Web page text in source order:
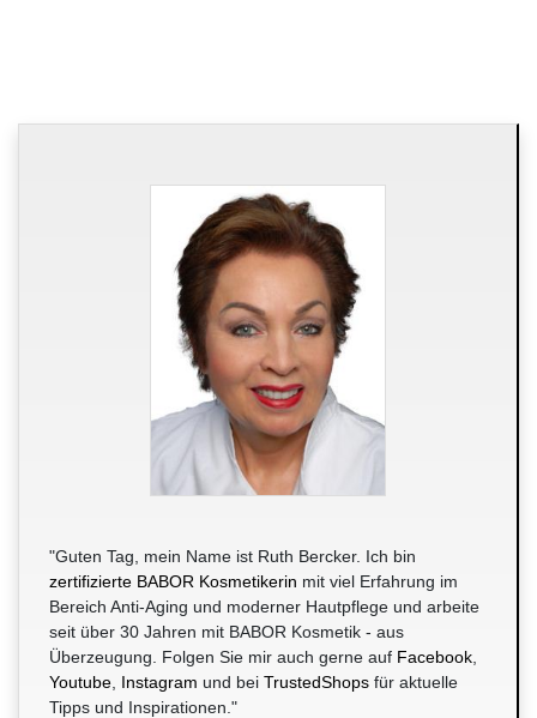
"Guten Tag, mein Name ist Ruth Bercker. Ich bin
zertifizierte BABOR Kosmetikerin mit viel Erfahrung im
Bereich Anti-Aging und moderner Hautpflege und arbeite
seit über 30 Jahren mit BABOR Kosmetik - aus
Überzeugung. Folgen Sie mir auch gerne auf Facebook
Youtube Instagram und bei TrustedShops für aktuelle
Tipps und Inspirationen."